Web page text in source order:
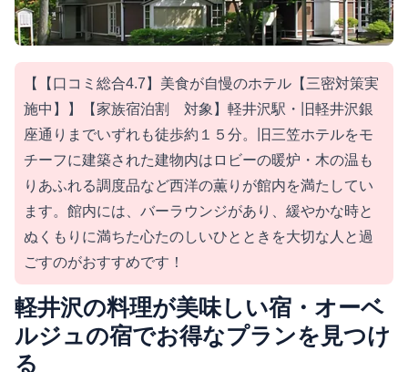
【【口コミ総合4.7】美食が自慢のホテル【三密対策実
施中】】【家族宿泊割 対象】軽井沢駅・旧軽井沢銀
座通りまでいずれも徒歩約１５分。旧三笠ホテルをモ
チーフに建築された建物内はロビーの暖炉・木の温も
りあふれる調度品など西洋の薫りが館内を満たしてい
ます。館内には、バーラウンジがあり、緩やかな時と
ぬくもりに満ちた心たのしいひとときを大切な人と過
ごすのがおすすめです！
軽井沢の料理が美味しい宿・オーベ
ルジュの宿でお得なプランを見つけ
る